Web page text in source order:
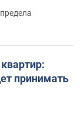
принимать